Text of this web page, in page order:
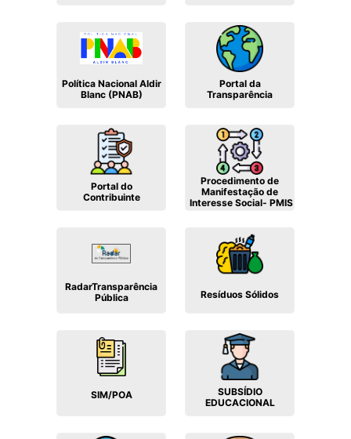
Política Nacional Aldir
Blanc (PNAB)
Portal da
Transparência
Portal do
Contribuinte
Procedimento de
Manifestação de
Interesse Social- PMIS
RadarTransparência
Pública
Resíduos Sólidos
SIM/POA
SUBSÍDIO
EDUCACIONAL